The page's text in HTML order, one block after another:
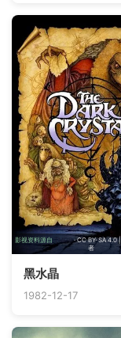
影视资料源自 TMDB· CC BY-SA 4.0
者
黑水晶
1982-12-17